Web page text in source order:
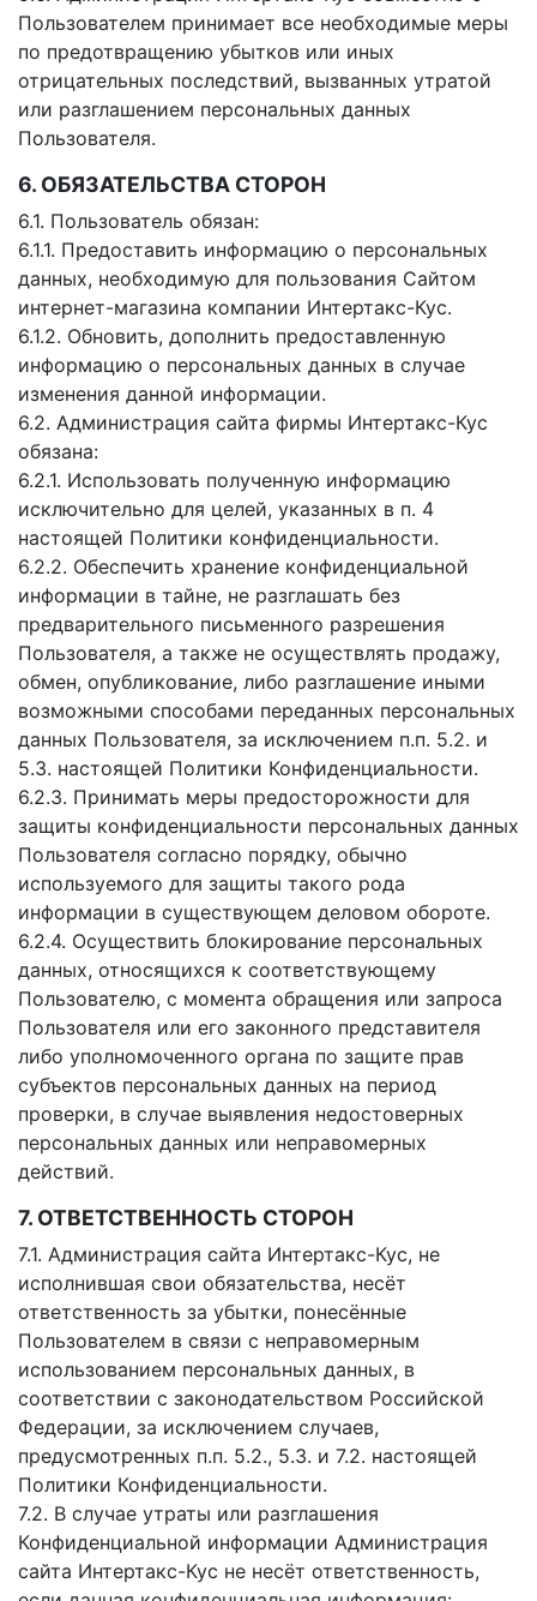
Пользователем принимает все необходимые меры
по предотвращению убытков или иных
отрицательных последствий, вызванных утратой
или разглашением персональных данных
Пользователя.
6. ОБЯЗАТЕЛЬСТВА СТОРОН
6.1. Пользователь обязан:
6.1.1. Предоставить информацию о персональных
данных, необходимую для пользования Сайтом
интернет-магазина компании Интертакс-Кус.
6.1.2. Обновить, дополнить предоставленную
информацию о персональных данных в случае
изменения данной информации.
6.2. Администрация сайта фирмы Интертакс-Кус
обязана:
6.2.1. Использовать полученную информацию
исключительно для целей, указанных в п. 4
настоящей Политики конфиденциальности.
6.2.2. Обеспечить хранение конфиденциальной
информации в тайне, не разглашать без
предварительного письменного разрешения
Пользователя, а также не осуществлять продажу,
обмен, опубликование, либо разглашение иными
возможными способами переданных персональных
данных Пользователя, за исключением п.п. 5.2. и
5.3. настоящей Политики Конфиденциальности.
6.2.3. Принимать меры предосторожности для
защиты конфиденциальности персональных данных
Пользователя согласно порядку, обычно
используемого для защиты такого рода
информации в существующем деловом обороте.
6.2.4. Осуществить блокирование персональных
данных, относящихся к соответствующему
Пользователю, с момента обращения или запроса
Пользователя или его законного представителя
либо уполномоченного органа по защите прав
субъектов персональных данных на период
проверки, в случае выявления недостоверных
персональных данных или неправомерных
действий.
7. ОТВЕТСТВЕННОСТЬ СТОРОН
7.1. Администрация сайта Интертакс-Кус, не
исполнившая свои обязательства, несёт
ответственность за убытки, понесённые
Пользователем в связи с неправомерным
использованием персональных данных, в
соответствии с законодательством Российской
Федерации, за исключением случаев,
предусмотренных п.п. 5.2., 5.3. и 7.2. настоящей
Политики Конфиденциальности.
7.2. В случае утраты или разглашения
Конфиденциальной информации Администрация
сайта Интертакс-Кус не несёт ответственность,